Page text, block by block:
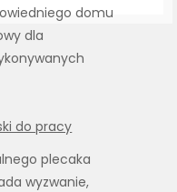
domu
dla
do pracy
plecaka
wyzwanie,